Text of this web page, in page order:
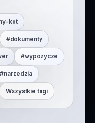
kot
#dokumenty
#wypozycze
#narzedzia
Wszystkie tagi